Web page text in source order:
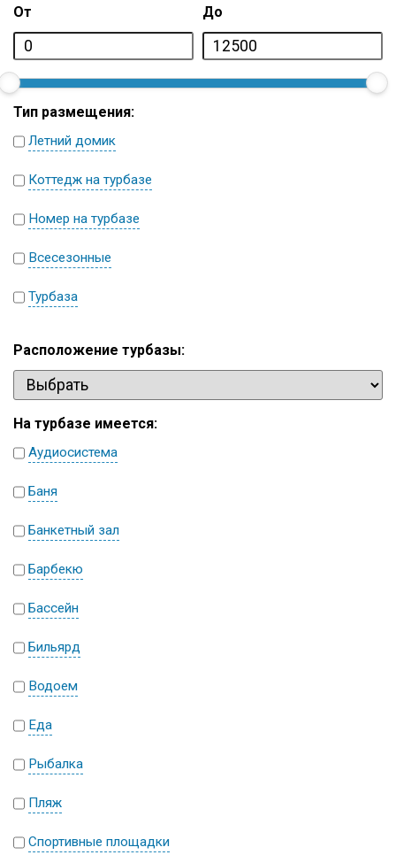
От До
Тип размещения:
Летний домик
Коттедж на турбазе
Номер на турбазе
Всесезонные
Турбаза
Расположение турбазы:
На турбазе имеется:
Аудиосистема
Баня
Банкетный зал
Барбекю
Бассейн
Бильярд
Водоем
Еда
Рыбалка
Пляж
Спортивные площадки